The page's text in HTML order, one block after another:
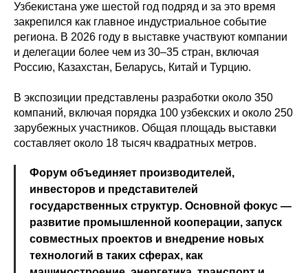
Узбекистана уже шестой год подряд и за это время
закрепился как главное индустриальное событие
региона. В 2026 году в выставке участвуют компании
и делегации более чем из 30–35 стран, включая
Россию, Казахстан, Беларусь, Китай и Турцию.
В экспозиции представлены разработки около 350
компаний, включая порядка 100 узбекских и около 250
зарубежных участников. Общая площадь выставки
составляет около 18 тысяч квадратных метров.
Форум объединяет производителей,
инвесторов и представителей
государственных структур. Основной фокус —
развитие промышленной кооперации, запуск
совместных проектов и внедрение новых
технологий в таких сферах, как